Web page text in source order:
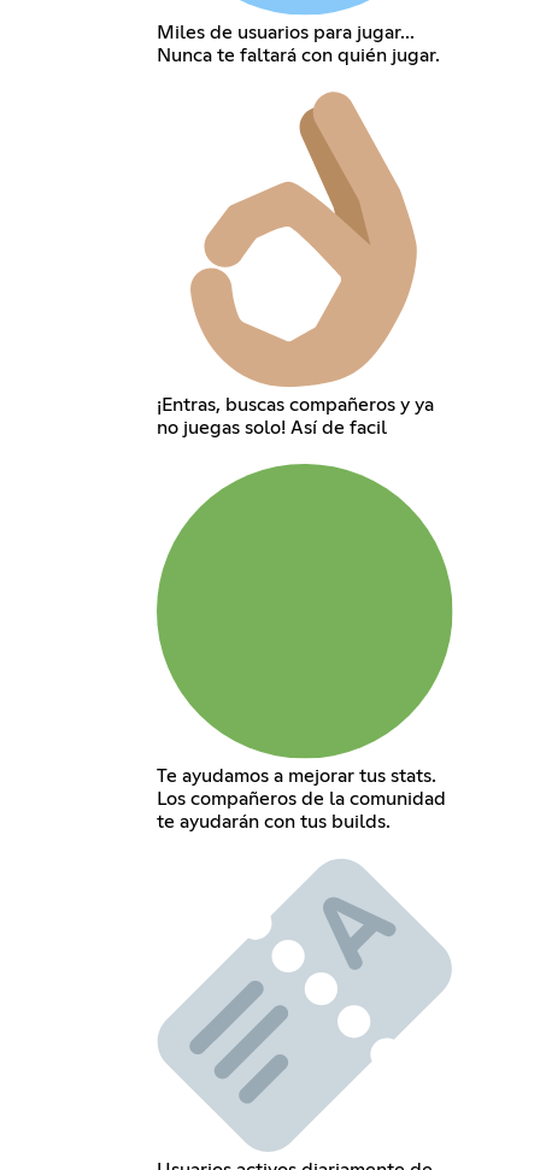
Miles de usuarios para jugar...
Nunca te faltará con quién jugar.
¡Entras, buscas compañeros y ya
no juegas solo! Así de facil
Te ayudamos a mejorar tus stats.
Los compañeros de la comunidad
te ayudarán con tus builds.